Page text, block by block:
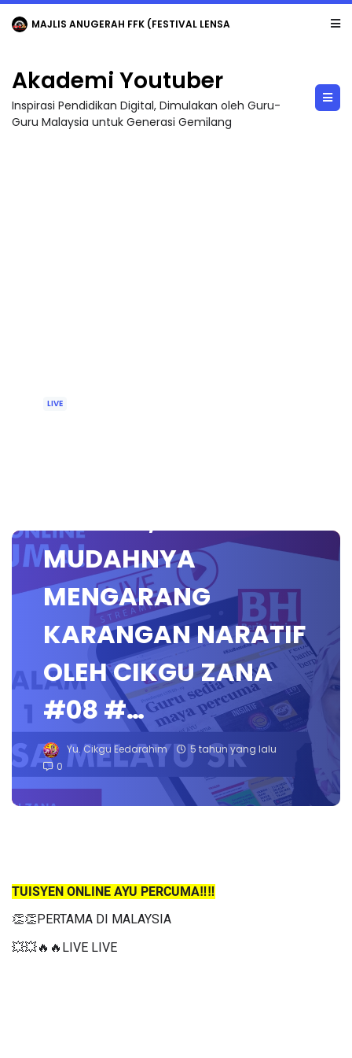
MAJLIS ANUGERAH FFK (FESTIVAL LENSA PENDIDIKAN - FLeP) 2026
Akademi Youtuber
Inspirasi Pendidikan Digital, Dimulakan oleh Guru-
Guru Malaysia untuk Generasi Gemilang
LIVE
RENDAH,
MUDAHNYA
MENGARANG
KARANGAN NARATIF
OLEH CIKGU ZANA
#08 #…
Yu. Cikgu Eedarahim
5 tahun yang lalu
0
TUISYEN ONLINE AYU PERCUMA‼️‼️
👏👏PERTAMA DI MALAYSIA
💥💥🔥🔥LIVE LIVE